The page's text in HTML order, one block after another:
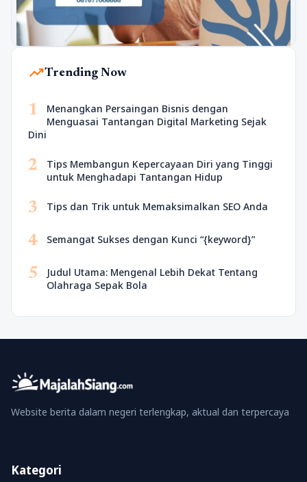
trending_upTrending Now
1
Menangkan Persaingan Bisnis dengan
Menguasai Tantangan Digital Marketing Sejak
Dini
2
Tips Membangun Kepercayaan Diri yang Tinggi
untuk Menghadapi Tantangan Hidup
3 Tips dan Trik untuk Memaksimalkan SEO Anda
4 Semangat Sukses dengan Kunci “{keyword}”
5
Judul Utama: Mengenal Lebih Dekat Tentang
Olahraga Sepak Bola
Website berita dalam negeri terlengkap, aktual dan terpercaya
Kategori